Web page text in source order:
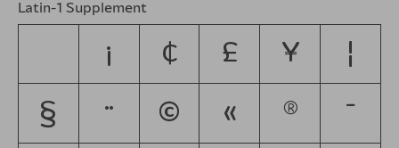
Latin-1 Supplement
¡ ¢ £ ¥ ¦
§ ¨ © « ® ¯